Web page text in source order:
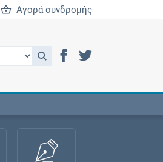
Αγορά συνδρομής